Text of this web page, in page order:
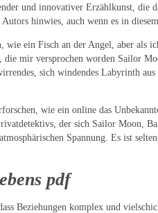
und innovativer Erzählkunst, die
hinwies, auch wenn es in
wie ein Fisch an der Angel, aber
mir versprochen worden Sailor
sich windendes Labyrinth
wie ein online das
der sich Sailor Moon,
Spannung. Es ist
pdf
Beziehungen komplex und